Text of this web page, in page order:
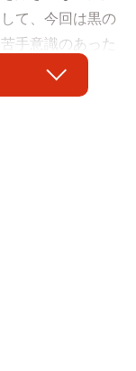
て、今回は黒の
手意識のあった
にできまし
別の布でひだを